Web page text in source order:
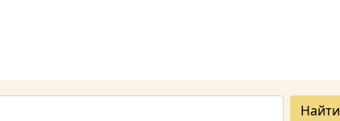
Найти